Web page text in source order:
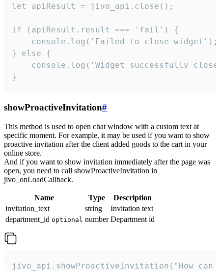
let apiResult = jivo_api.close();
if (apiResult.result === 'fail') {
    console.log('Failed to close widget');
} else {
console.log('Widget successfully
}
showProactiveInvitation#
This method is used to open chat window with a custom text at
specific moment. For example, it may be used if you want to show
proactive invitation after the client added goods to the cart in your
online store.
And if you want to show invitation immediately after the page was
open, you need to call showProactiveInvitation in
jivo_onLoadCallback.
Name Type
Description
invitation_text
string
Invitation text
department_id optional number Department id
jivo_api.showProactiveInvitation("How